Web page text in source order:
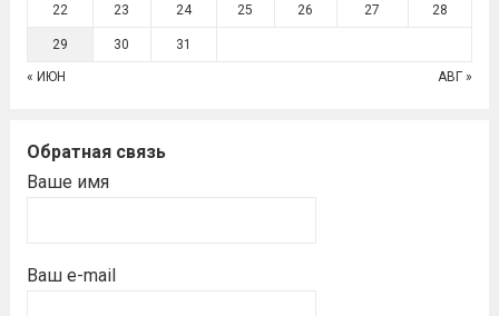
22 23 24 25 26 27 28
29 30 31
« ИЮН АВГ »
Обратная связь
Ваше имя
Ваш e-mail